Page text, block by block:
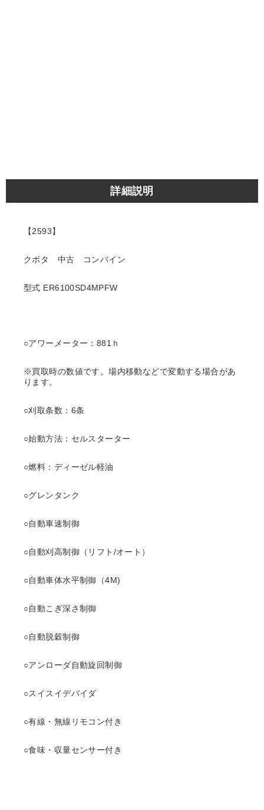
詳細説明
【2593】
クボタ 中古 コンバイン
型式 ER6100SD4MPFW
○アワーメーター：881ｈ
※買取時の数値です。場内移動などで変動する場合があ
ります。
○刈取条数：6条
○始動方法：セルスターター
○燃料：ディーゼル軽油
○グレンタンク
○自動車速制御
○自動刈高制御（リフト/オート）
○自動車体水平制御（4M)
○自動こぎ深さ制御
○自動脱穀制御
○アンローダ自動旋回制御
○スイスイデバイダ
○有線・無線リモコン付き
○食味・収量センサー付き